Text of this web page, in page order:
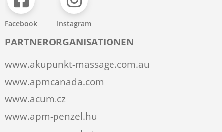
Facebook Instagram
PARTNERORGANISATIONEN
www.akupunkt-massage.com.au
www.apmcanada.com
www.acum.cz
www.apm-penzel.hu